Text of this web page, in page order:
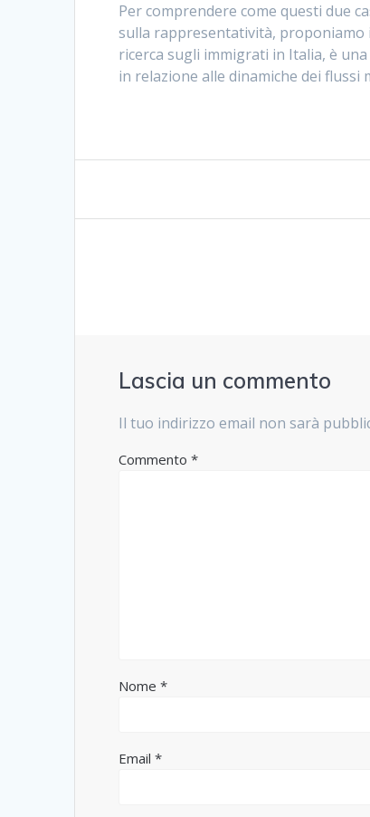
Per comprendere come questi due
sulla rappresentatività, proponiamo
ricerca sugli immigrati in Italia, è
in relazione alle dinamiche dei flussi
articoli
Lascia un commento
Il tuo indirizzo email non sarà
Commento*
Nome*
Email*